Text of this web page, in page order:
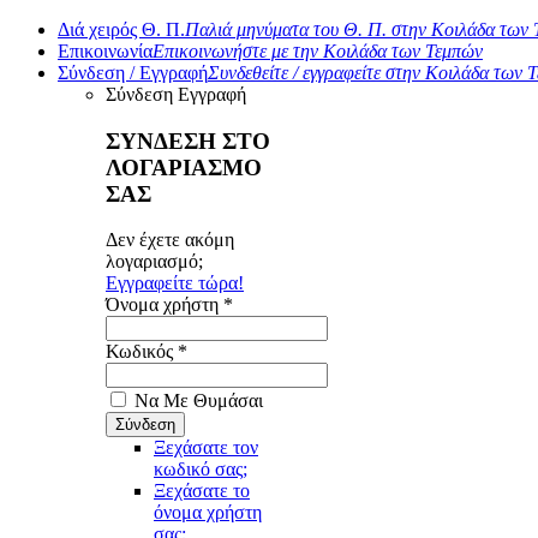
Διά χειρός Θ. Π.Παλιά μηνύματα του Θ. Π. στην Κοιλάδα των
ΕπικοινωνίαΕπικοινωνήστε με την Κοιλάδα των Τεμπών
Σύνδεση / ΕγγραφήΣυνδεθείτε / εγγραφείτε στην Κοιλάδα των
Σύνδεση Εγγραφή
ΣΥΝΔΕΣΗ ΣΤΟ
ΛΟΓΑΡΙΑΣΜΟ
ΣΑΣ
Δεν έχετε ακόμη
λογαριασμό;
Εγγραφείτε τώρα!
Όνομα χρήστη *
Κωδικός *
Να Με Θυμάσαι
Ξεχάσατε τον
κωδικό σας;
Ξεχάσατε το
όνομα χρήστη